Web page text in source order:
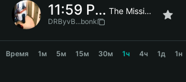
简体中文
繁體中文
Bahasa Indonesia
11:59 PM The Missing Minute
DRByvB...bonk
Время 1м 5м 15м 30м 1ч 4ч 1д 1н